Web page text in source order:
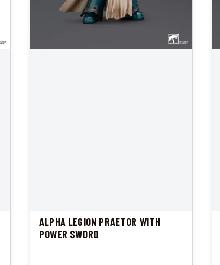
ALPHA LEGION PRAETOR WITH
POWER SWORD